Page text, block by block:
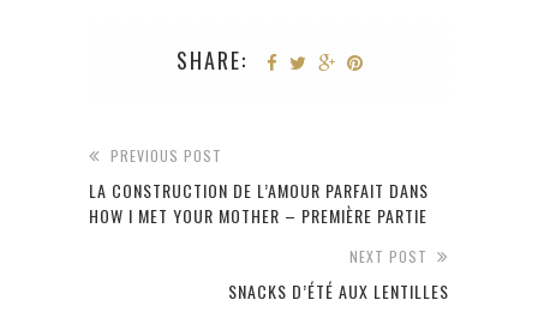
SHARE:
PREVIOUS POST
LA CONSTRUCTION DE L’AMOUR PARFAIT DANS
HOW I MET YOUR MOTHER – PREMIÈRE PARTIE
NEXT POST
SNACKS D’ÉTÉ AUX LENTILLES